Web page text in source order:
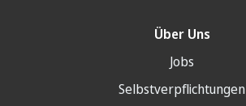
Über Uns
Jobs
Selbstverpflichtungen